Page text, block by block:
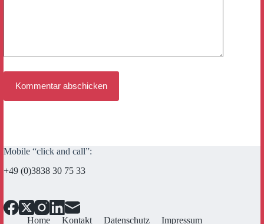
Kommentar abschicken
Mobile “click and call”:
+49 (0)3838 30 75 33
Home Kontakt Datenschutz Impressum